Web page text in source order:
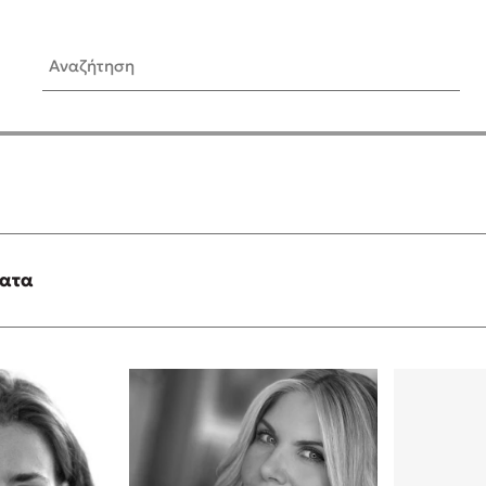
Αναζήτηση
είναι «το πρόβλημα»
αγνοείς
Τι είναι η
Δανάη Δεληγεώργη απαντά!
Συγχαρητήρια, Πέθανες!